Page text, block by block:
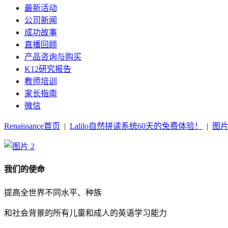
最新活动
公司新闻
成功故事
直播回顾
产品咨询与购买
K12研究报告
教师培训
家长指南
微信
Renaissance首页 | Lalilo自然拼读系统60天的免费体验！ | 图
我们的使命
提高全世界不同水平、种族
和社会背景的所有儿童和成人的英语学习能力